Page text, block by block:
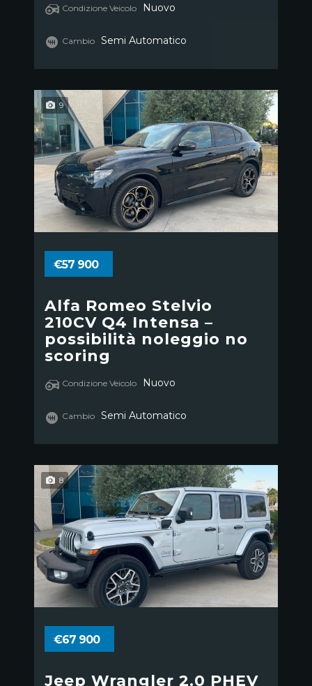
Condizione Veicolo Nuovo
Cambio Semi Automatico
9
€57 900
Alfa Romeo Stelvio
210CV Q4 Intensa –
possibilità noleggio no
scoring
Condizione Veicolo Nuovo
Cambio Semi Automatico
8
€67 900
Jeep Wrangler 2.0 PHEV